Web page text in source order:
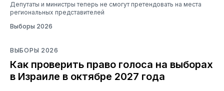
Депутаты и министры теперь не смогут претендовать на места
региональных представителей
Выборы 2026
ВЫБОРЫ 2026
Как проверить право голоса на выборах
в Израиле в октябре 2027 года